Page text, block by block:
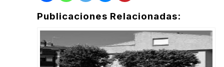
Publicaciones Relacionadas: